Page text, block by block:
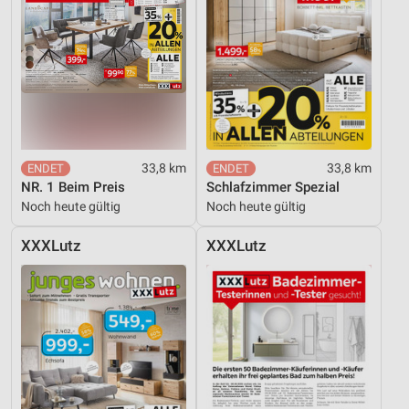
33,8 km
NR. 1 Beim Preis
Noch heute gültig
33,8 km
Schlafzimmer Spezial
Noch heute gültig
XXXLutz XXXLutz
Nicht-IAB-Verarbeitungszwecke:
Notwendig
Performance
Werbung